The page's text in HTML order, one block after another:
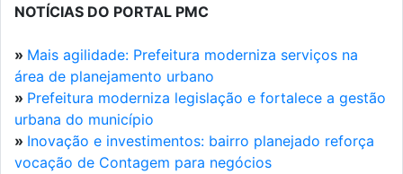
NOTÍCIAS DO PORTAL PMC
» Mais agilidade: Prefeitura moderniza serviços na
área de planejamento urbano
» Prefeitura moderniza legislação e fortalece a gestão
urbana do município
» Inovação e investimentos: bairro planejado reforça
vocação de Contagem para negócios